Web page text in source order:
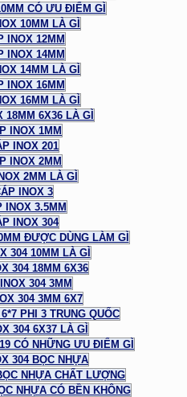
CÓ ƯU ĐIỂM GÌ
10MM LÀ GÌ
INOX 12MM
INOX 14MM
14MM LÀ GÌ
INOX 16MM
16MM LÀ GÌ
18MM 6X36 LÀ GÌ
INOX 1MM
INOX 201
INOX 2MM
2MM LÀ GÌ
INOX 3
INOX 3.5MM
INOX 304
ĐƯỢC DÙNG LÀM GÌ
304 10MM LÀ GÌ
304 18MM 6X36
304 3MM
304 3MM 6X7
PHI 3 TRUNG QUỐC
304 6X37 LÀ GÌ
CÓ NHỮNG ƯU ĐIỂM GÌ
304 BỌC NHỰA
NHỰA CHẤT LƯỢNG
NHỰA CÓ BỀN KHÔNG